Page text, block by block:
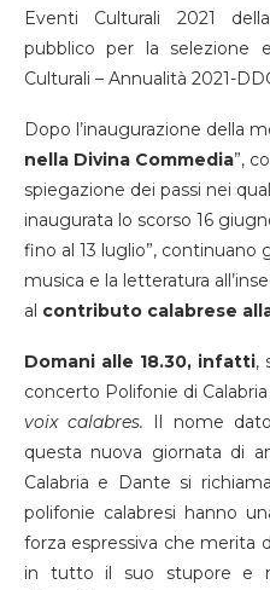
Eventi Culturali 2021
pubblico per la selezione
Culturali – Annualità 2021-
Dopo l’inaugurazione della
nella Divina Commedia”,
spiegazione dei passi nei
inaugurata lo scorso 16
fino al 13 luglio”, continuano
musica e la letteratura
al contributo calabrese
Domani alle 18.30, infatti,
concerto Polifonie di Calabria
voix calabres. Il nome
questa nuova giornata di
Calabria e Dante si
polifonie calabresi hanno
forza espressiva che merita
in tutto il suo stupore e